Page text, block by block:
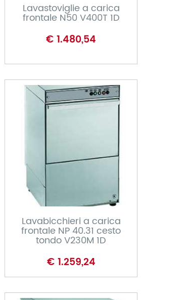
Lavastoviglie a carica
frontale N50 V400T 1D
€ 1.480,54
Lavabicchieri a carica
frontale NP 40.31 cesto
tondo V230M 1D
€ 1.259,24